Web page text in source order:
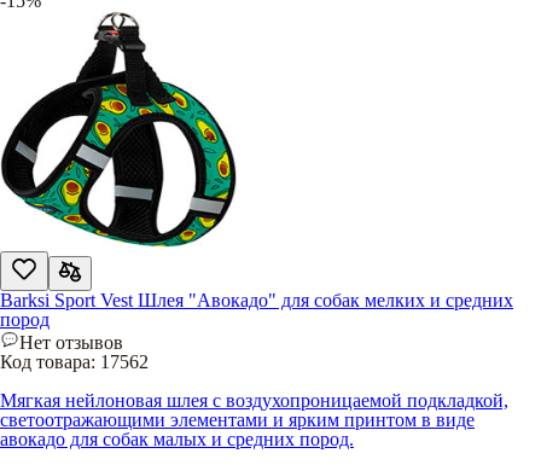
Barksi Sport Vest Шлея "Авокадо" для собак мелких и средних
пород
Нет отзывов
Код товара: 17562
Мягкая нейлоновая шлея с воздухопроницаемой подкладкой,
светоотражающими элементами и ярким принтом в виде
авокадо для собак малых и средних пород.